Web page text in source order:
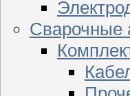
Сварочные